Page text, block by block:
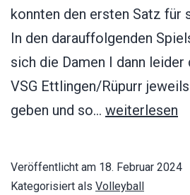
konnten den ersten Satz für
In den darauffolgenden
sich die Damen I dann leider
VSG Ettlingen/Rüpurr
geben und so… VSG
–
weiterlesen
Veröffentlicht am 18. Februar 2024
Kategorisiert als Volleyball